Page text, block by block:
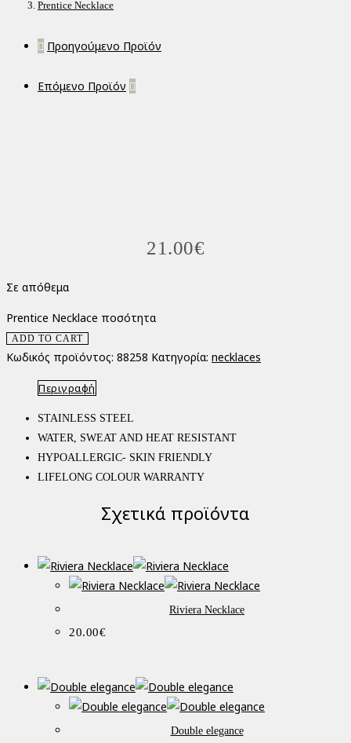
Prentice Necklace
Προηγούμενο Προϊόν
Επόμενο Προϊόν
21.00€
Σε απόθεμα
Prentice Necklace ποσότητα
ADD TO CART
Κωδικός προϊόντος: 88258 Κατηγορία: necklaces
Περιγραφή
STAINLESS STEEL
WATER, SWEAT AND HEAT RESISTANT
HYPOALLERGIC- SKIN FRIENDLY
LIFELONG COLOUR WARRANTY
Σχετικά προϊόντα
Riviera Necklace
20.00€
Double elegance